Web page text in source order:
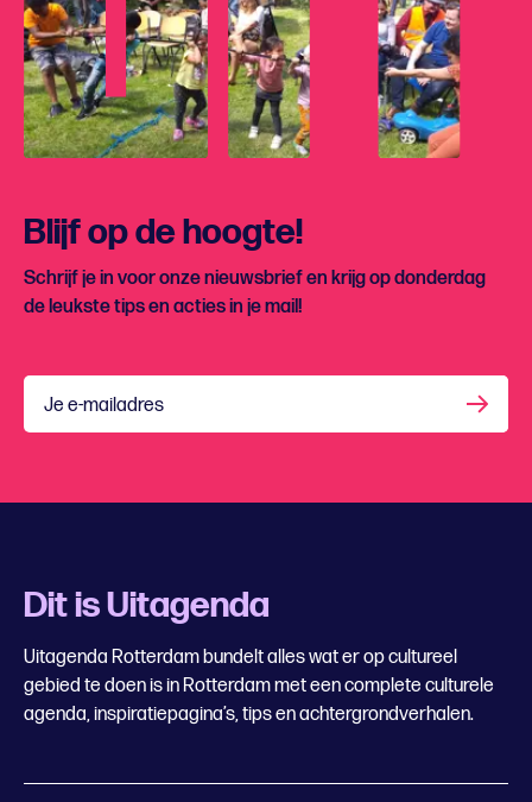
Blijf op de hoogte!
Schrijf je in voor onze nieuwsbrief en krijg op donderdag
de leukste tips en acties in je mail!
Je e-mailadres
Dit is Uitagenda
Uitagenda Rotterdam bundelt alles wat er op cultureel
gebied te doen is in Rotterdam met een complete culturele
agenda, inspiratiepagina’s, tips en achtergrondverhalen.